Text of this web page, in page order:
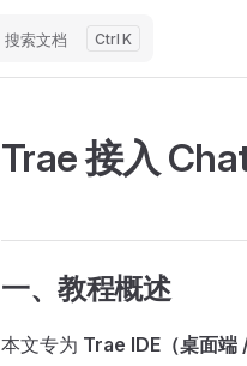
搜索文档 K
Trae 接入
一、教程概述
本文专为 Trae IDE（桌面端